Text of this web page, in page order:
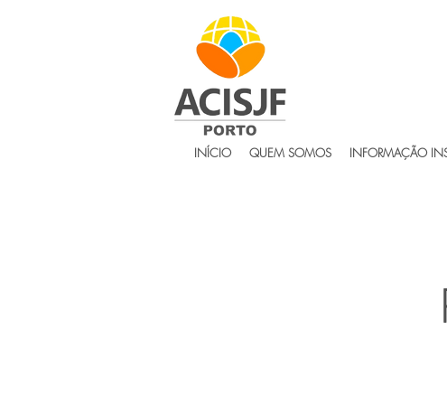
INÍCIO QUEM SOMOS INFORMAÇÃO